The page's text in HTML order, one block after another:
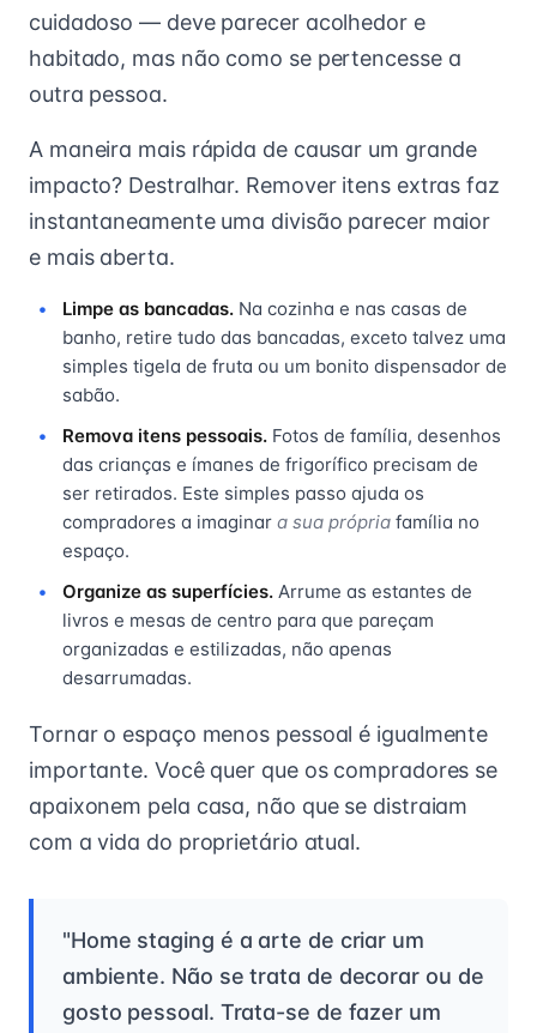
cuidadoso — deve parecer acolhedor e
habitado, mas não como se pertencesse a
outra pessoa.
A maneira mais rápida de causar um grande
impacto? Destralhar. Remover itens extras faz
instantaneamente uma divisão parecer maior
e mais aberta.
Limpe as bancadas. Na cozinha e nas casas de
banho, retire tudo das bancadas, exceto talvez uma
simples tigela de fruta ou um bonito dispensador de
sabão.
Remova itens pessoais. Fotos de família, desenhos
das crianças e ímanes de frigorífico precisam de
ser retirados. Este simples passo ajuda os
compradores a imaginar a sua própria família no
espaço.
Organize as superfícies. Arrume as estantes de
livros e mesas de centro para que pareçam
organizadas e estilizadas, não apenas
desarrumadas.
Tornar o espaço menos pessoal é igualmente
importante. Você quer que os compradores se
apaixonem pela casa, não que se distraiam
com a vida do proprietário atual.
"Home staging é a arte de criar um
ambiente. Não se trata de decorar ou de
gosto pessoal. Trata-se de fazer um